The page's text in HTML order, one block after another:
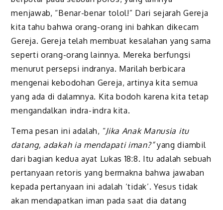
menjawab, “Benar-benar tolol!” Dari sejarah Gereja
kita tahu bahwa orang-orang ini bahkan dikecam
Gereja. Gereja telah membuat kesalahan yang sama
seperti orang-orang lainnya. Mereka berfungsi
menurut persepsi indranya. Marilah berbicara
mengenai kebodohan Gereja, artinya kita semua
yang ada di dalamnya. Kita bodoh karena kita tetap
mengandalkan indra-indra kita.
Tema pesan ini adalah, “Jika Anak Manusia itu
datang, adakah ia mendapati iman?”yang diambil
dari bagian kedua ayat Lukas 18:8. Itu adalah sebuah
pertanyaan retoris yang bermakna bahwa jawaban
kepada pertanyaan ini adalah ‘tidak’. Yesus tidak
akan mendapatkan iman pada saat dia datang